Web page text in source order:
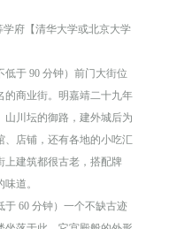
学府【清华大学或北京大学
于 90 分钟）前门大街位
的商业街。明嘉靖二十九年
山川坛的御路，建外城后为
、店铺，还有各地的小吃汇
上建筑都很古老，搭配牌
道。
60 分钟）一个不缺古迹